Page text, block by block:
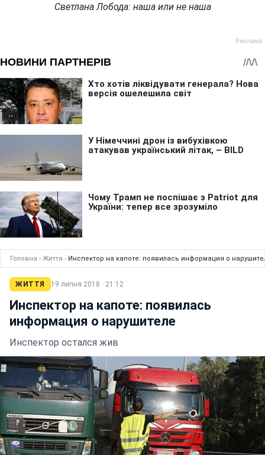
Светлана Лобода: наша или не наша
Головна › Життя › Инспектор на капоте: появилась информация о
ЖИТТЯ 19 липня 2018 · 21:12
Инспектор на капоте: появилась
информация о нарушителе
Инспектор остался жив